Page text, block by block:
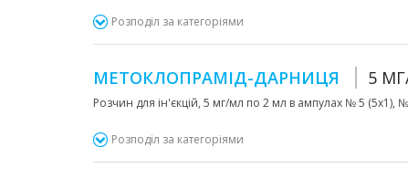
Розподіл за категоріями
МЕТОКЛОПРАМІД-ДАРНИЦЯ 5
Розчин для ін'єкцій, 5 мг/мл по 2 мл в ампулах № 5 (5х1),
Розподіл за категоріями